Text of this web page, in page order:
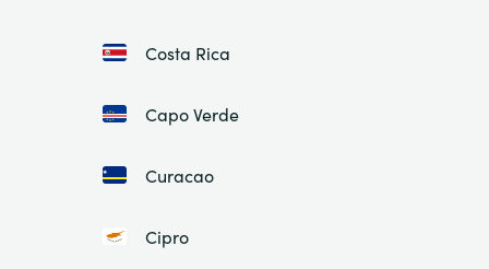
Costa Rica
Capo Verde
Curacao
Cipro